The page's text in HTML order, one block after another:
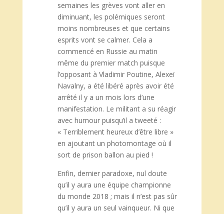
semaines les grèves vont aller en
diminuant, les polémiques seront
moins nombreuses et que certains
esprits vont se calmer. Cela a
commencé en Russie au matin
même du premier match puisque
l’opposant à Vladimir Poutine, Alexeï
Navalny, a été libéré après avoir été
arrêté il y a un mois lors d’une
manifestation. Le militant a su réagir
avec humour puisqu’il a tweeté :
« Terriblement heureux d’être libre »
en ajoutant un photomontage où il
sort de prison ballon au pied !
Enfin, dernier paradoxe, nul doute
qu’il y aura une équipe championne
du monde 2018 ; mais il n’est pas sûr
qu’il y aura un seul vainqueur. Ni que